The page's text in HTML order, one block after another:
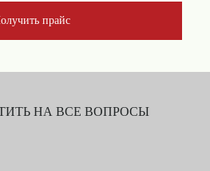
прайс
НА ВСЕ ВОПРОСЫ